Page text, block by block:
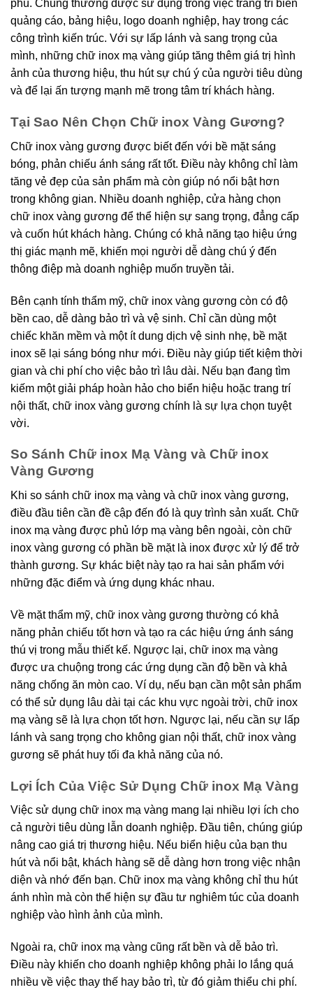
phú. Chúng thường được sử dụng trong việc trang trí biển
quảng cáo, bảng hiệu, logo doanh nghiệp, hay trong các
công trình kiến trúc. Với sự lấp lánh và sang trọng của
mình, những chữ inox mạ vàng giúp tăng thêm giá trị hình
ảnh của thương hiệu, thu hút sự chú ý của người tiêu dùng
và để lại ấn tượng mạnh mẽ trong tâm trí khách hàng.
Tại Sao Nên Chọn Chữ inox Vàng Gương?
Chữ inox vàng gương được biết đến với bề mặt sáng
bóng, phản chiếu ánh sáng rất tốt. Điều này không chỉ làm
tăng vẻ đẹp của sản phẩm mà còn giúp nó nổi bật hơn
trong không gian. Nhiều doanh nghiệp, cửa hàng chọn
chữ inox vàng gương để thể hiện sự sang trọng, đẳng cấp
và cuốn hút khách hàng. Chúng có khả năng tạo hiệu ứng
thị giác mạnh mẽ, khiến mọi người dễ dàng chú ý đến
thông điệp mà doanh nghiệp muốn truyền tải.
Bên cạnh tính thẩm mỹ, chữ inox vàng gương còn có độ
bền cao, dễ dàng bảo trì và vệ sinh. Chỉ cần dùng một
chiếc khăn mềm và một ít dung dịch vệ sinh nhẹ, bề mặt
inox sẽ lại sáng bóng như mới. Điều này giúp tiết kiệm thời
gian và chi phí cho việc bảo trì lâu dài. Nếu bạn đang tìm
kiếm một giải pháp hoàn hảo cho biển hiệu hoặc trang trí
nội thất, chữ inox vàng gương chính là sự lựa chọn tuyệt
vời.
So Sánh Chữ inox Mạ Vàng và Chữ inox
Vàng Gương
Khi so sánh chữ inox mạ vàng và chữ inox vàng gương,
điều đầu tiên cần đề cập đến đó là quy trình sản xuất. Chữ
inox mạ vàng được phủ lớp mạ vàng bên ngoài, còn chữ
inox vàng gương có phần bề mặt là inox được xử lý để trở
thành gương. Sự khác biệt này tạo ra hai sản phẩm với
những đặc điểm và ứng dụng khác nhau.
Về mặt thẩm mỹ, chữ inox vàng gương thường có khả
năng phản chiếu tốt hơn và tạo ra các hiệu ứng ánh sáng
thú vị trong mẫu thiết kế. Ngược lại, chữ inox mạ vàng
được ưa chuộng trong các ứng dụng cần độ bền và khả
năng chống ăn mòn cao. Ví dụ, nếu bạn cần một sản phẩm
có thể sử dụng lâu dài tại các khu vực ngoài trời, chữ inox
mạ vàng sẽ là lựa chọn tốt hơn. Ngược lại, nếu cần sự lấp
lánh và sang trọng cho không gian nội thất, chữ inox vàng
gương sẽ phát huy tối đa khả năng của nó.
Lợi Ích Của Việc Sử Dụng Chữ inox Mạ Vàng
Việc sử dụng chữ inox mạ vàng mang lại nhiều lợi ích cho
cả người tiêu dùng lẫn doanh nghiệp. Đầu tiên, chúng giúp
nâng cao giá trị thương hiệu. Nếu biển hiệu của bạn thu
hút và nổi bật, khách hàng sẽ dễ dàng hơn trong việc nhận
diện và nhớ đến bạn. Chữ inox mạ vàng không chỉ thu hút
ánh nhìn mà còn thể hiện sự đầu tư nghiêm túc của doanh
nghiệp vào hình ảnh của mình.
Ngoài ra, chữ inox mạ vàng cũng rất bền và dễ bảo trì.
Điều này khiến cho doanh nghiệp không phải lo lắng quá
nhiều về việc thay thế hay bảo trì, từ đó giảm thiểu chi phí.